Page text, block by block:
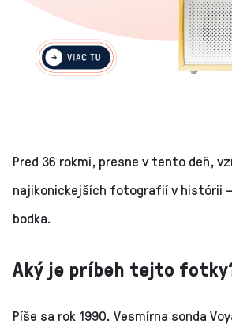
Pred 36 rokmi, presne v tento deň,
najikonickejších fotografií v histórii
bodka.
Aký je príbeh tejto
Píše sa rok 1990. Vesmírna sonda